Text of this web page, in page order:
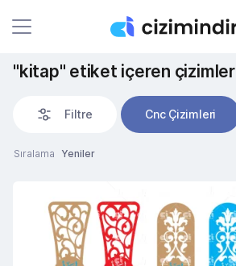
"kitap" etiket içeren çizimler
Filtre Cnc Çizimleri
Sıralama Yeniler